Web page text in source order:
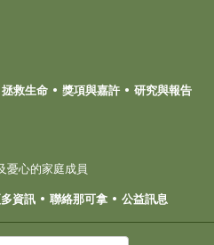
救生命 獎項與嘉許
研究與報告
憂心的家庭成員
資訊 聯絡那可拿 公益訊息